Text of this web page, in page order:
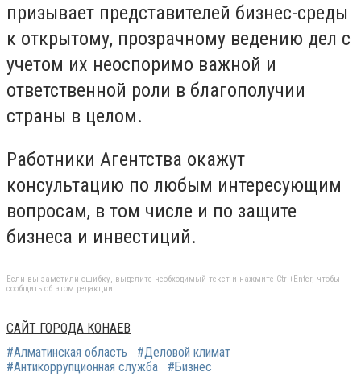
призывает представителей бизнес-среды
к открытому, прозрачному ведению дел с
учетом их неоспоримо важной и
ответственной роли в благополучии
страны в целом.
Работники Агентства окажут
консультацию по любым интересующим
вопросам, в том числе и по защите
бизнеса и инвестиций.
Если вы заметили ошибку, выделите необходимый текст и нажмите Ctrl+Enter, чтобы
сообщить об этом редакции
САЙТ ГОРОДА КОНАЕВ
#Алматинская область
#Деловой климат
#Антикоррупционная служба
#Бизнес